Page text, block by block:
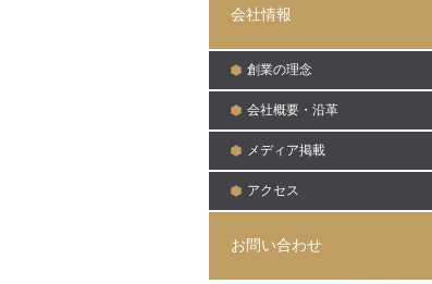
会社情報
創業の理念
会社概要・沿革
メディア掲載
アクセス
お問い合わせ